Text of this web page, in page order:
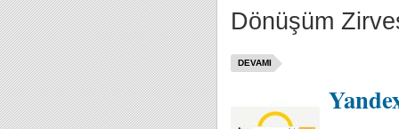
Dönüşüm
DEVAMI